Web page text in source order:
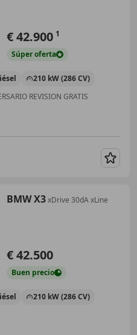
€ 42.900 1
Súperoferta
210 kW (286 CV)
REVISION GRATIS
BMW X3xDrive 30dA xLine
€ 42.500
Buen precio
210 kW (286 CV)